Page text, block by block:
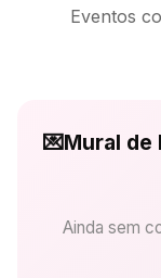
Eventos
💌Mural de
Ainda sem